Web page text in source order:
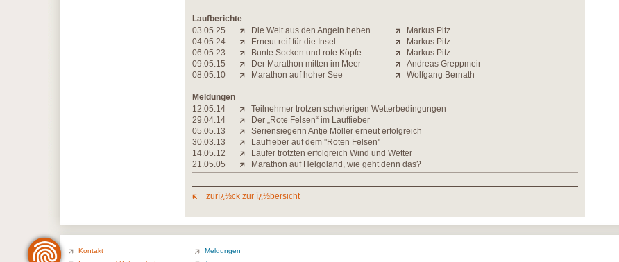
Laufberichte
03.05.25
Die Welt aus den Angeln heben …
Markus Pitz
04.05.24
Erneut reif für die Insel
Markus Pitz
06.05.23
Bunte Socken und rote Köpfe
Markus Pitz
09.05.15
Der Marathon mitten im Meer
Andreas Greppmeir
08.05.10
Marathon auf hoher See Wolfgang Bernath
Meldungen
12.05.14
Teilnehmer trotzen schwierigen Wetterbedingungen
29.04.14
Der „Rote Felsen“ im Lauffieber
05.05.13
Seriensiegerin Antje Möller erneut erfolgreich
30.03.13
Lauffieber auf dem ''Roten Felsen''
14.05.12
Läufer trotzten erfolgreich Wind und Wetter
21.05.05
Marathon auf Helgoland, wie geht denn das?
zurï¿½ck zur ï¿½bersicht
Kontakt
Meldungen